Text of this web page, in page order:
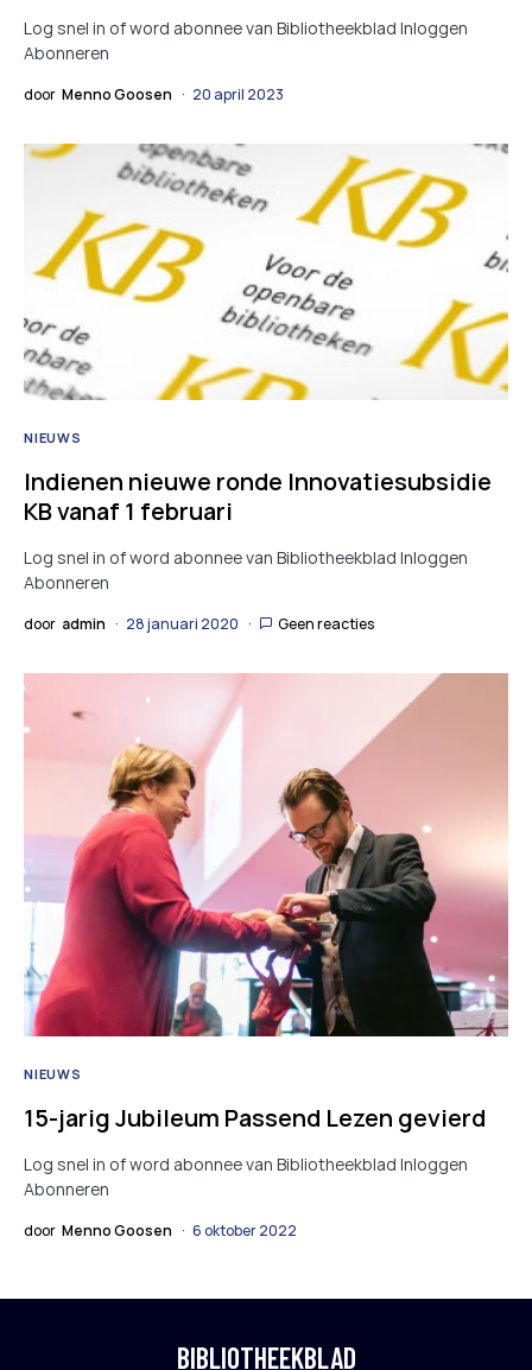
Log snel in of word abonnee van Bibliotheekblad Inloggen
Abonneren
door Menno Goosen 20 april 2023
NIEUWS
Indienen nieuwe ronde Innovatiesubsidie
KB vanaf 1 februari
Log snel in of word abonnee van Bibliotheekblad Inloggen
Abonneren
door admin 28 januari 2020 Geen reacties
NIEUWS
15-jarig Jubileum Passend Lezen gevierd
Log snel in of word abonnee van Bibliotheekblad Inloggen
Abonneren
door Menno Goosen 6 oktober 2022
BIBLIOTHEEKBLAD